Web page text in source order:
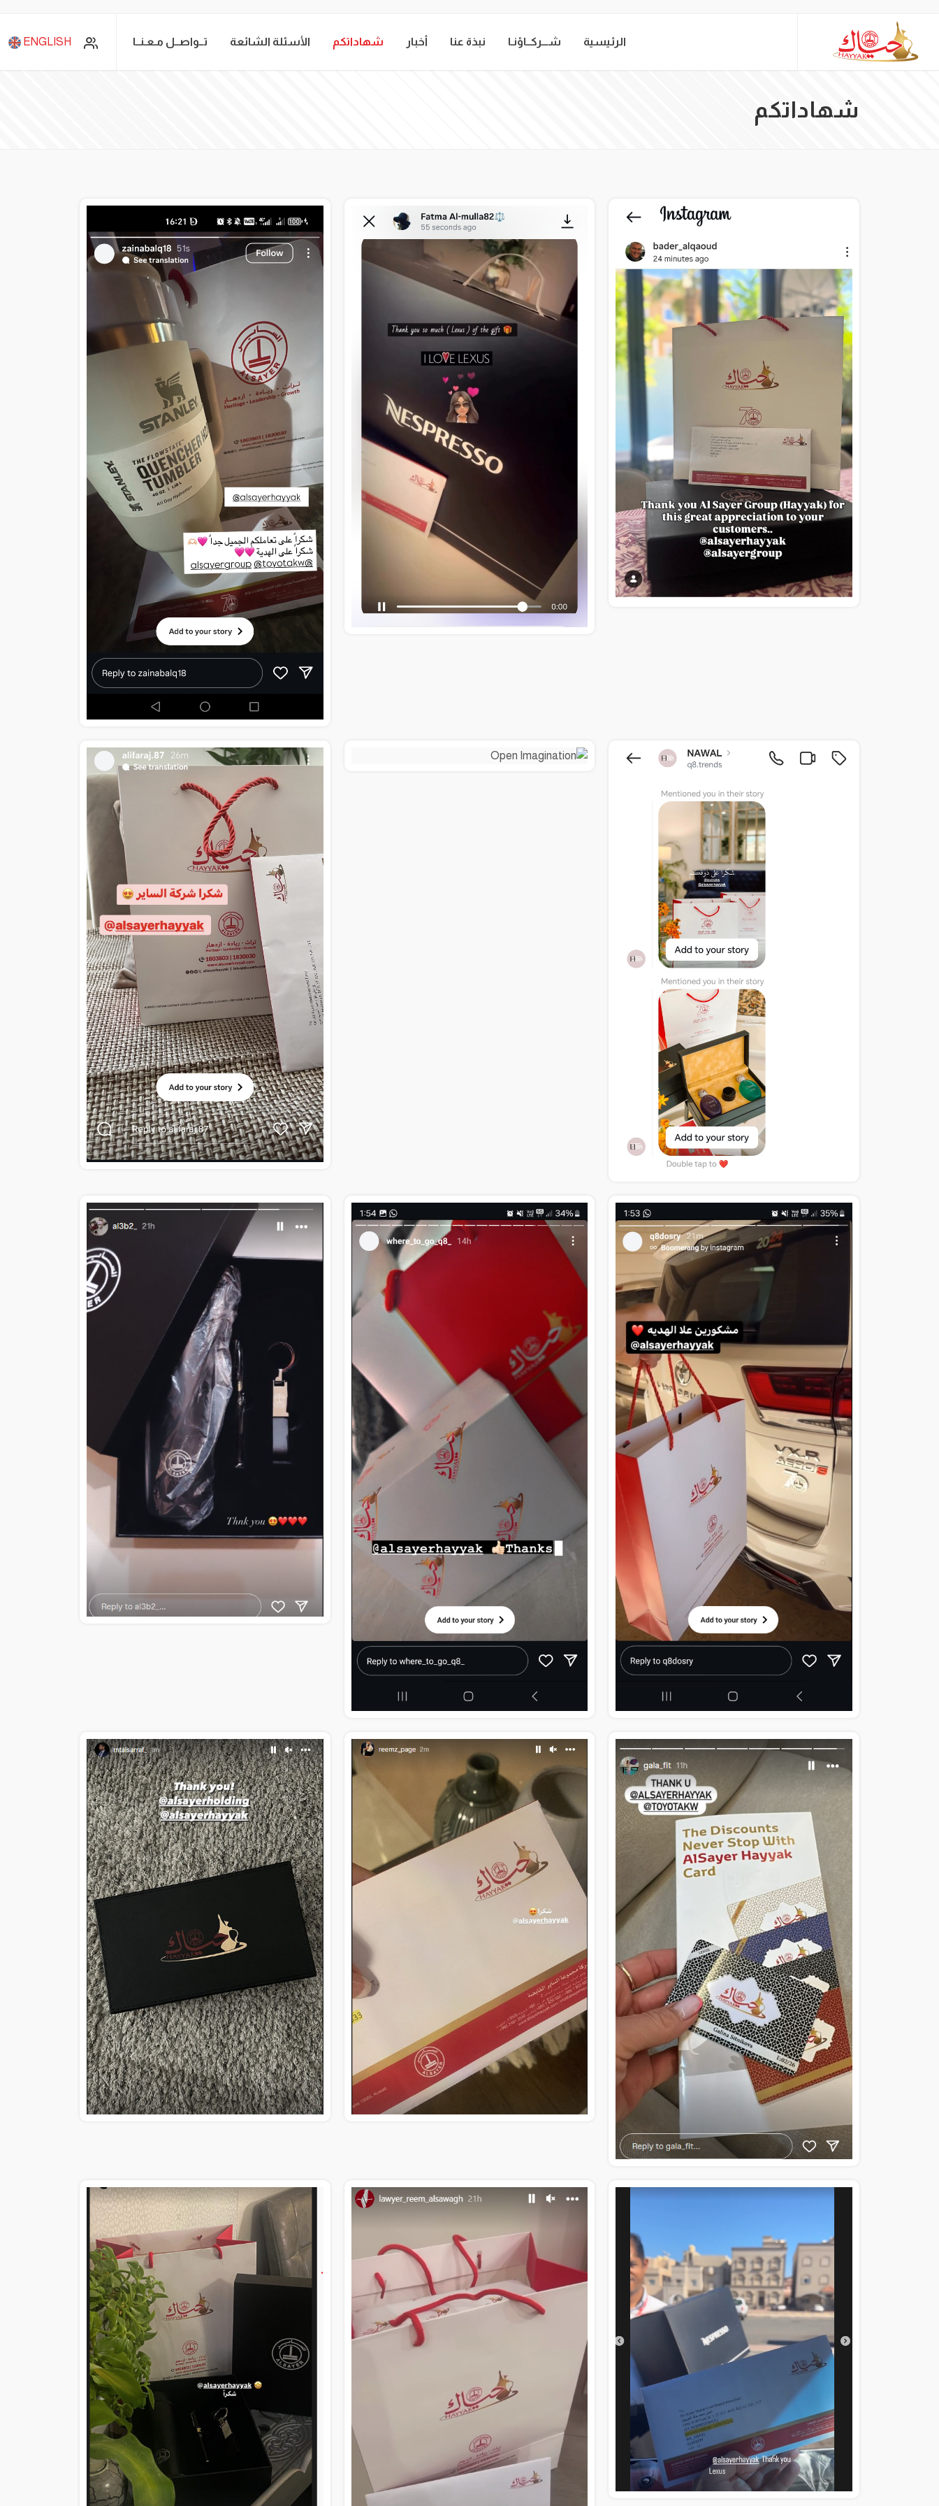
ENGLISH الرئيسية شـــركــاؤنـا نبذة عنا أخبار شهاداتكم الأسئلة الشائعة تــواصــل مـعـنــا
شهاداتكم